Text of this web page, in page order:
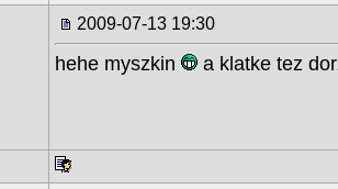
2009-07-13 19:30
hehe myszkin a klatke tez